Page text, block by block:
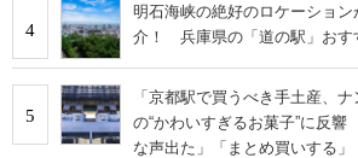
4
明石海峡の絶好のロケーショ
介！ 兵庫県の「道の駅」おす
5
「京都駅で買うべき手土産、
の“かわいすぎるお菓子”に反
な声出た」「まとめ買いする」